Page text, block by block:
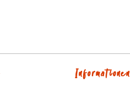
Informationen